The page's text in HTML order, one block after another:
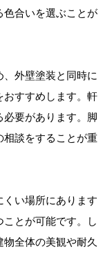
色合いを選ぶことが
外壁塗装と同時に
おすすめします。軒
要があります。脚
相談をすることが重
い場所にあります
とが可能です。し
全体の美観や耐久